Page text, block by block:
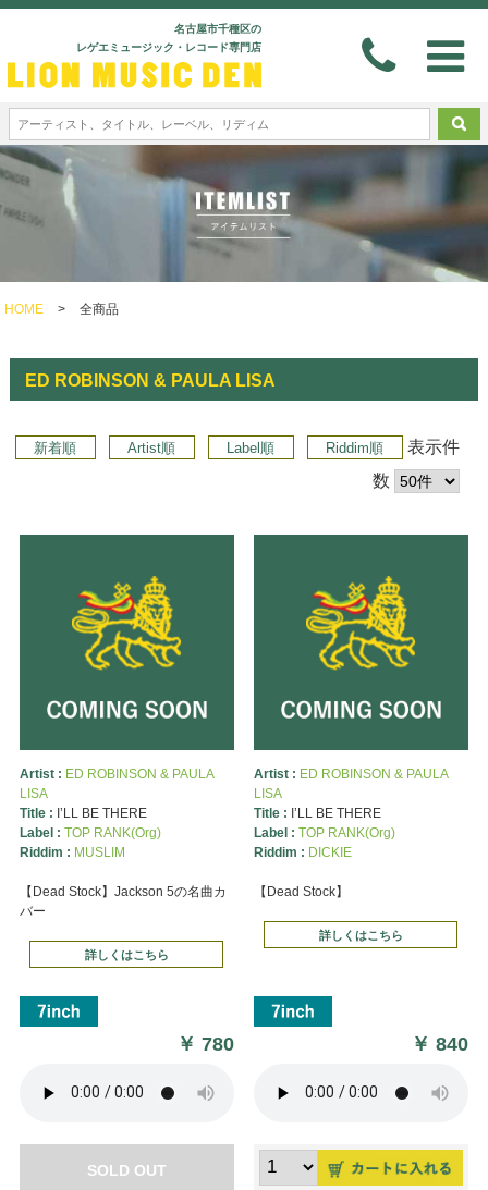
名古屋市千種区の
レゲエミュージック・レコード専門店
HOME > 全商品
ED ROBINSON & PAULA LISA
新着順 Artist順 Label順 Riddim順
表示件
数
Artist : ED ROBINSON & PAULA
LISA
Title : I’LL BE THERE
Label : TOP RANK(Org)
Riddim : MUSLIM
【Dead Stock】Jackson 5の名曲カ
バー
詳しくはこちら
￥780
SOLD OUT
Artist : ED ROBINSON & PAULA
LISA
Title : I’LL BE THERE
Label : TOP RANK(Org)
Riddim : DICKIE
【Dead Stock】
詳しくはこちら
￥840